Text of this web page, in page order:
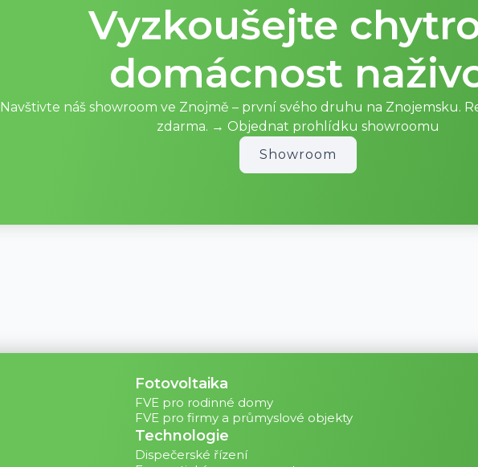
Vyzkoušejte
domácnost
Navštivte náš showroom ve Znojmě – první svého druhu na Znojemsku.
zdarma. → Objednat prohlídku showroomu
Showroom
Fotovoltaika
FVE pro rodinné domy
FVE pro firmy a průmyslové objekty
Technologie
Dispečerské řízení